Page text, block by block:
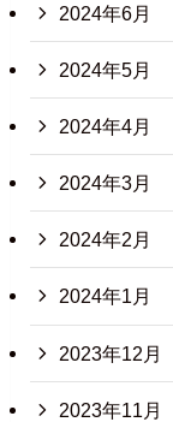
2024年6月
2024年5月
2024年4月
2024年3月
2024年2月
2024年1月
2023年12月
2023年11月